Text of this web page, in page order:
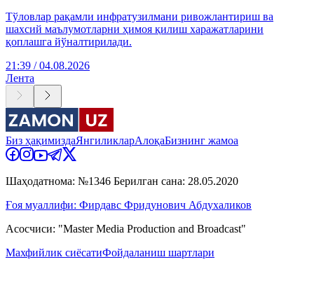
Тўловлар рақамли инфратузилмани ривожлантириш ва
шахсий маълумотларни ҳимоя қилиш харажатларини
қоплашга йўналтирилади.
21:39 / 04.08.2026
Лента
Биз ҳақимиздаЯнгиликларАлоқаБизнинг жамоа
Шаҳодатнома: №1346 Берилган сана: 28.05.2020
Ғоя муаллифи: Фирдавс Фридунович Абдухаликов
Асосчиси: "Master Media Production and Broadcast"
Махфийлик сиёсатиФойдаланиш шартлари